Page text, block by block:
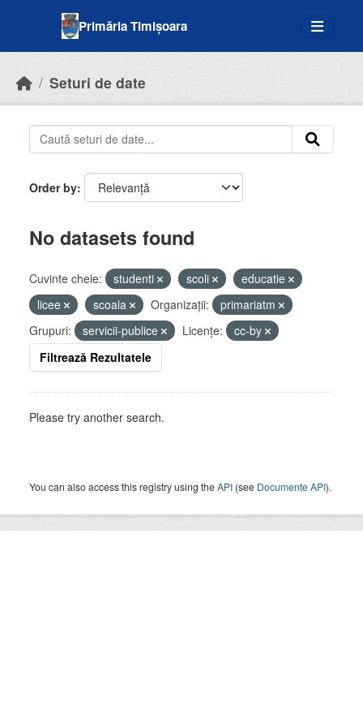
Primăria Timișoara
Seturi de date
Order by
No datasets found
Cuvinte cheie: studenti scoli
educatie
licee
scoala Organizații:
primariatm
Grupuri:
servicii-publice Licenţe:
cc-by
Filtrează Rezultatele
Please try another search.
You can also access this registry using theAPI (see Documente API).